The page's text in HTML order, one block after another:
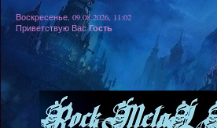
Воскресенье, 09.08.2026, 11:02
Приветствую Вас Гость